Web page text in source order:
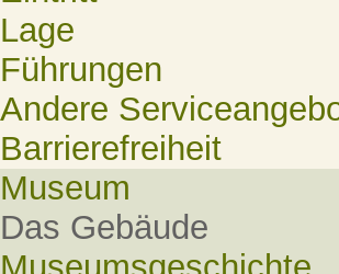
Lage
Führungen
Andere
Barrierefreiheit
Museum
Das Gebäude